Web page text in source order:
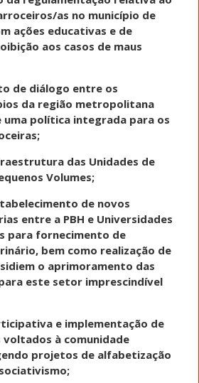
as no município de
ações educativas e de
aos casos de maus
de diálogo entre os
da região metropolitana
uma política integrada para os
das Unidades de
Volumes;
de novos
entre a PBH e Universidades
para fornecimento de
bem como realização de
o aprimoramento das
este setor imprescindível
e implementação de
à comunidade
projetos de alfabetização